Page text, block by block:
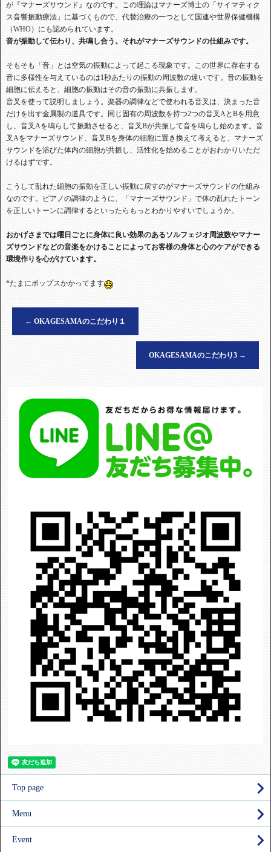
が『マナーズサウンド』なのです。この理論はマナーズ博士の「サイマティク
ス音響振動療法」に基づくもので、代替治療の一つとして国連や世界保健機構
（WHO）にも認められています。
音が振動して伝わり、共鳴し合う。それがマナーズサウンドの仕組みです。
そもそも「音」とは空気の振動によって起こる現象です。この世界に存在する
音に多様性を与えているのは1秒あたりの振動の周波数の違いです。音の振動を
細胞に伝えると、細胞の振動はその音の振動に共振します。
音叉を使って説明しましょう。楽器の調律などで使われる音叉は、決まった音
だけを出す金属製の道具です。同じ固有の周波数を持つ2つの音叉AとBを用意
し、音叉Aを鳴らして振動させると、音叉Bが共振して音を鳴らし始めます。音
叉Aをマナーズサウンド、音叉Bを身体の細胞に置き換えて考えると、マナーズ
サウンドを浴びた体内の細胞が共振し、活性化を始めることがおわかりいただ
けるはずです。
こうして乱れた細胞の振動を正しい振動に戻すのがマナーズサウンドの仕組み
なのです。ピアノの調律のように、「マナーズサウンド」で体の乱れたトーン
を正しいトーンに調律するといったらもっとわかりやすいでしょうか。
おかげさまでは曜日ごとに身体に良い効果のあるソルフェジオ周波数やマナー
ズサウンドなどの音楽をかけることによってお客様の身体と心のケアができる
環境作りを心がけています。
*たまにポップスかかってます
← OKAGESAMAのこだわり１
OKAGESAMAのこだわり3 →
Top page
Menu
Event